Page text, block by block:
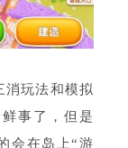
消玩法和模拟
事了，但是
会在岛上“游